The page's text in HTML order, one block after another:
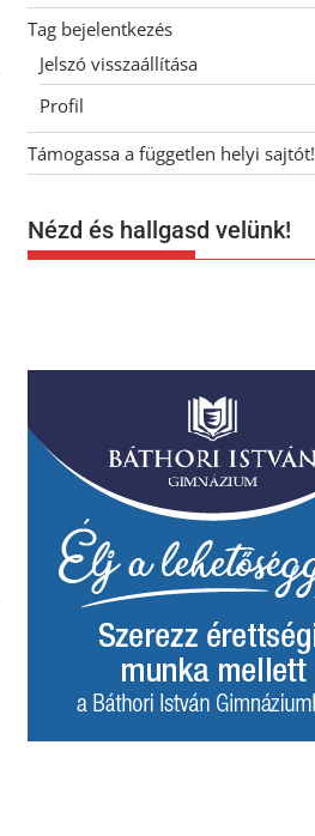
Tag bejelentkezés
Jelszó visszaállítása
Profil
Támogassa a független helyi sajtót!
Nézd és hallgasd velünk!